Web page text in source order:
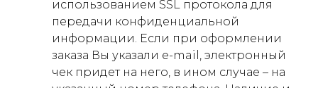
использованием SSL протокола для
передачи конфиденциальной
информации. Если при оформлении
заказа Вы указали e-mail, электронный
чек придет на него, в ином случае – на